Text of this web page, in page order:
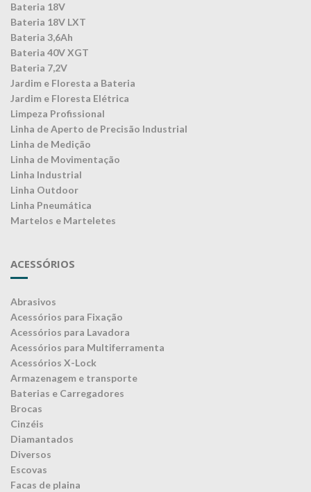
Bateria 18V
Bateria 18V LXT
Bateria 3,6Ah
Bateria 40V XGT
Bateria 7,2V
Jardim e Floresta a Bateria
Jardim e Floresta Elétrica
Limpeza Profissional
Linha de Aperto de Precisão Industrial
Linha de Medição
Linha de Movimentação
Linha Industrial
Linha Outdoor
Linha Pneumática
Martelos e Marteletes
ACESSÓRIOS
Abrasivos
Acessórios para Fixação
Acessórios para Lavadora
Acessórios para Multiferramenta
Acessórios X-Lock
Armazenagem e transporte
Baterias e Carregadores
Brocas
Cinzéis
Diamantados
Diversos
Escovas
Facas de plaina